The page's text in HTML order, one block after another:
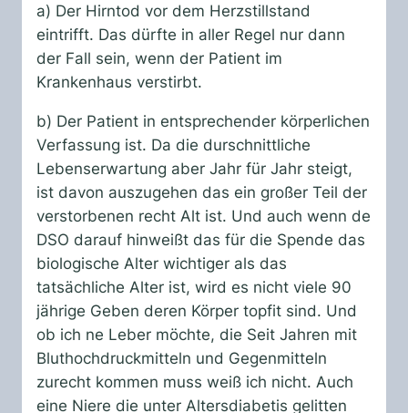
a) Der Hirntod vor dem Herzstillstand
eintrifft. Das dürfte in aller Regel nur dann
der Fall sein, wenn der Patient im
Krankenhaus verstirbt.
b) Der Patient in entsprechender körperlichen
Verfassung ist. Da die durschnittliche
Lebenserwartung aber Jahr für Jahr steigt,
ist davon auszugehen das ein großer Teil der
verstorbenen recht Alt ist. Und auch wenn de
DSO darauf hinweißt das für die Spende das
biologische Alter wichtiger als das
tatsächliche Alter ist, wird es nicht viele 90
jährige Geben deren Körper topfit sind. Und
ob ich ne Leber möchte, die Seit Jahren mit
Bluthochdruckmitteln und Gegenmitteln
zurecht kommen muss weiß ich nicht. Auch
eine Niere die unter Altersdiabetis gelitten